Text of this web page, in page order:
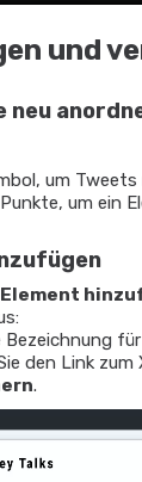
und
neu
um Tweets
um ein
Element
den Link zum
.